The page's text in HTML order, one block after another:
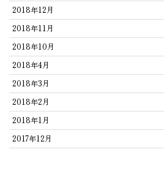
2018年12月
2018年11月
2018年10月
2018年4月
2018年3月
2018年2月
2018年1月
2017年12月